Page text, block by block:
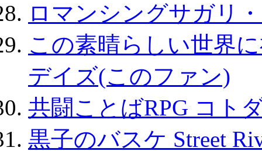
ロマンシングサガリ
この素晴らしい世界
デイズ(このファン)
共闘ことばRPG コト
黒子のバスケ Street